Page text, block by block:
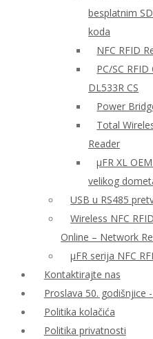
besplatnim
koda
NFC RFID
PC/SC
DL533R CS
Power
Total
Reader
µFR XL
velikog
USB u RS485
Wireless NFC
Online – Network
μFR serija NFC
Kontaktirajte nas
Proslava 50. godišnjice
Politika kolačića
Politika privatnosti